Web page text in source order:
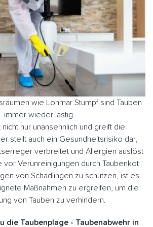
wie Lohmar Stumpf sind Tauben
immer wieder lästig.
nur unansehnlich und greift die
stellt auch ein Gesundheitsrisiko dar,
verbreitet und Allergien auslöst
vor Verunreinigungen durch Taubenkot
von Schädlingen zu schützen, ist es
Maßnahmen zu ergreifen, um die
von Tauben zu verhindern.
die Taubenplage - Taubenabwehr in